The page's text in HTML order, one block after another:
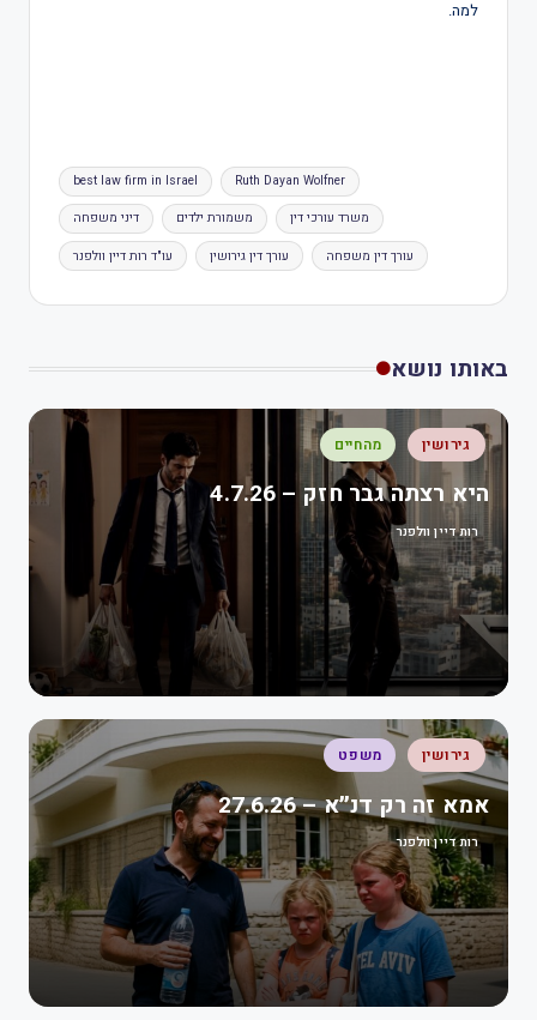
למה.
best law firm in Israel Ruth Dayan Wolfner
דיני משפחה משמורת ילדים משרד עורכי דין
עו"ד רות דיין וולפנר עורך דין גירושין עורך דין משפחה
באותו נושא
גירושין מהחיים
היא רצתה גבר חזק – 4.7.26
רות דיין וולפנר
גירושין משפט
אמא זה רק דנ״א – 27.6.26
רות דיין וולפנר